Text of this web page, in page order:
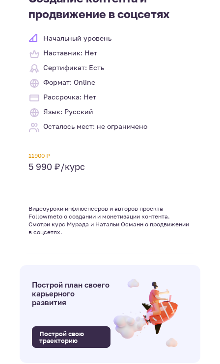
продвижение в соцсетях
Начальный уровень
Наставник: Нет
Сертификат: Есть
Формат: Online
Рассрочка: Нет
Язык: Русский
Осталось мест: не ограничено
11900 ₽
5 990 ₽/курс
Видеоуроки инфлюенсеров и авторов проекта
Followmeto о создании и монетизации контента.
Смотри курс Мурада и Натальи Османн о продвижении
в соцсетях.
Построй план своего
карьерного
развития
Построй свою
траекторию